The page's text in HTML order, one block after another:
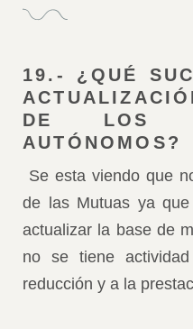
19.- ¿QUÉ
DE LOS
AUTÓNOMOS?
Se esta viendo que
de las Mutuas ya
actualizar la base de
no se tiene
reducción y a la